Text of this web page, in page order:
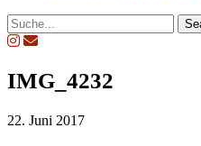
IMG_4232
22. Juni 2017